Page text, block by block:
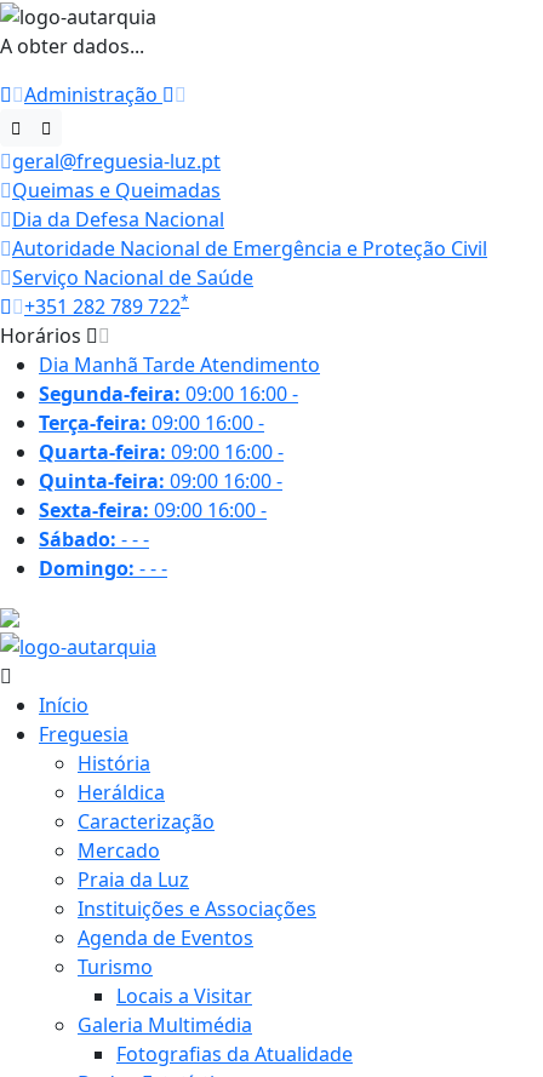
A obter dados...
Administração
geral@freguesia-luz.pt
Queimas e Queimadas
Dia da Defesa Nacional
Autoridade Nacional de Emergência e Proteção Civil
Serviço Nacional de Saúde
+351 282 789 722*
Horários
Dia Manhã TardeAtendimento
Segunda-feira: 09:00 16:00-
Terça-feira: 09:00 16:00-
Quarta-feira: 09:00 16:00-
Quinta-feira: 09:00 16:00-
Sexta-feira: 09:00 16:00-
Sábado: ---
Domingo: ---
Início
Freguesia
História
Heráldica
Caracterização
Mercado
Praia da Luz
Instituições e Associações
Agenda de Eventos
Turismo
Locais a Visitar
Galeria Multimédia
Fotografias da Atualidade